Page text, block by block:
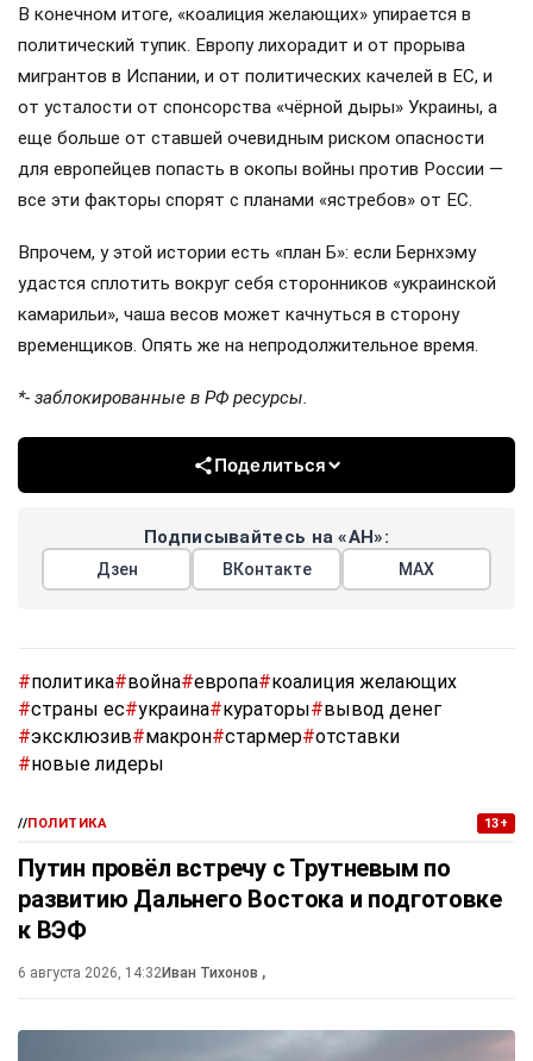
В конечном итоге, «коалиция желающих» упирается в
политический тупик. Европу лихорадит и от прорыва
мигрантов в Испании, и от политических качелей в ЕС, и
от усталости от спонсорства «чёрной дыры» Украины, а
еще больше от ставшей очевидным риском опасности
для европейцев попасть в окопы войны против России —
все эти факторы спорят с планами «ястребов» от ЕС.
Впрочем, у этой истории есть «план Б»: если Бернхэму
удастся сплотить вокруг себя сторонников «украинской
камарильи», чаша весов может качнуться в сторону
временщиков. Опять же на непродолжительное время.
*- заблокированные в РФ ресурсы.
Поделиться
Подписывайтесь на «АН»:
Дзен ВКонтакте МАХ
#политика#война#европа#коалиция желающих
#страны ес#украина#кураторы#вывод денег
#эксклюзив#макрон#стармер#отставки
#новые лидеры
//ПОЛИТИКА 13+
Путин провёл встречу с Трутневым по
развитию Дальнего Востока и подготовке
к ВЭФ
6 августа 2026, 14:32Иван Тихонов ,